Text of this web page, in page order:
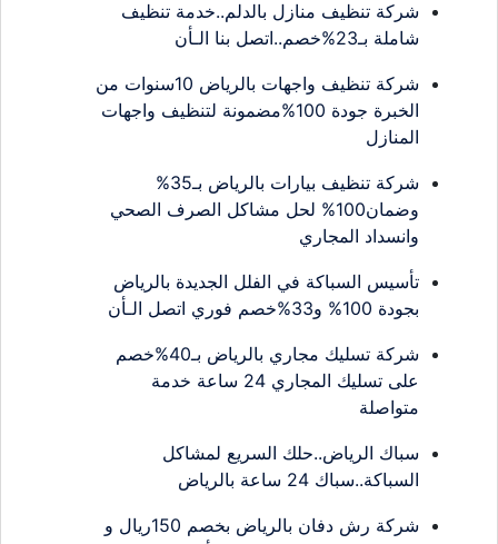
شركة تنظيف منازل بالدلم..خدمة تنظيف
شاملة بـ23%خصم..اتصل بنا الـأن
شركة تنظيف واجهات بالرياض 10سنوات من
الخبرة جودة 100%مضمونة لتنظيف واجهات
المنازل
شركة تنظيف بيارات بالرياض بـ35%
وضمان100% لحل مشاكل الصرف الصحي
وانسداد المجاري
تأسيس السباكة في الفلل الجديدة بالرياض
بجودة 100% و33%خصم فوري اتصل الـأن
شركة تسليك مجاري بالرياض بـ40%خصم
على تسليك المجاري 24 ساعة خدمة
متواصلة
سباك الرياض..حلك السريع لمشاكل
السباكة..سباك 24 ساعة بالرياض
شركة رش دفان بالرياض بخصم 150ريال و